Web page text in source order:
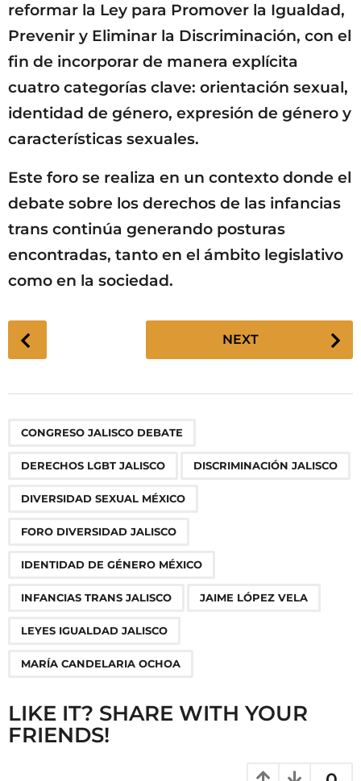
reformar la Ley para Promover la Igualdad,
Prevenir y Eliminar la Discriminación, con el
fin de incorporar de manera explícita
cuatro categorías clave: orientación sexual,
identidad de género, expresión de género y
características sexuales.
Este foro se realiza en un contexto donde el
debate sobre los derechos de las infancias
trans continúa generando posturas
encontradas, tanto en el ámbito legislativo
como en la sociedad.
P
o
NEXT
CONGRESO JALISCO DEBATE
DERECHOS LGBT JALISCO DISCRIMINACIÓN JALISCO
DIVERSIDAD SEXUAL MÉXICO
FORO DIVERSIDAD JALISCO
IDENTIDAD DE GÉNERO MÉXICO
INFANCIAS TRANS JALISCO JAIME LÓPEZ VELA
LEYES IGUALDAD JALISCO
MARÍA CANDELARIA OCHOA
LIKE IT? SHARE WITH YOUR
FRIENDS!